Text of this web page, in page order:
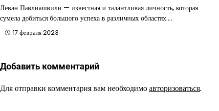
Леван Павлиашвили — известная и талантливая личность, которая
сумела добиться большого успеха в различных областях.…
17 февраля 2023
Добавить комментарий
Для отправки комментария вам необходимоавторизоваться.